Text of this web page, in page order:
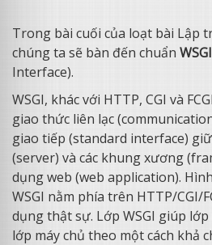
Trong bài cuối của loạt bài Lập
chúng ta sẽ bàn đến chuẩn WSGI
Interface).
WSGI, khác với HTTP, CGI và
giao thức liên lạc
giao tiếp (standard interface)
(server) và các khung xương
dụng web (web application).
WSGI nằm phía trên HTTP/CGI/
dụng thật sự. Lớp WSGI giúp
lớp máy chủ theo một cách khả